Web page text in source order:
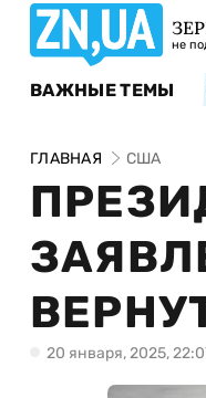
не
ВАЖНЫЕ ТЕМЫ
ГЛАВНАЯ США
20 января, 2025,